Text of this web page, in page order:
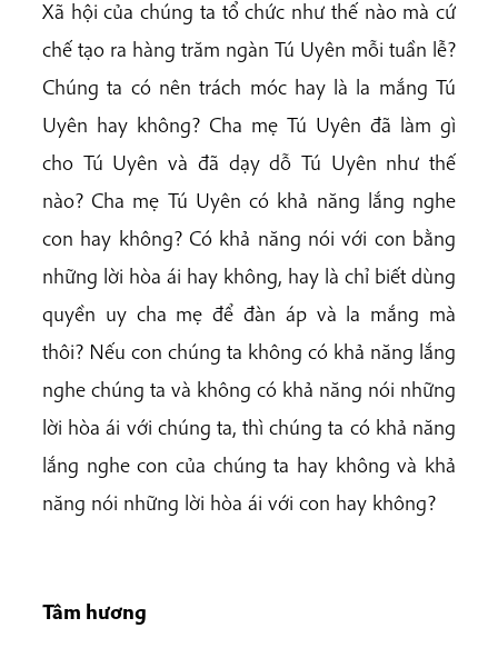
Xã hội của chúng ta tổ chức như thế nào mà cứ
chế tạo ra hàng trăm ngàn Tú Uyên mỗi tuần lễ?
Chúng ta có nên trách móc hay là la mắng Tú
Uyên hay không? Cha mẹ Tú Uyên đã làm gì
cho Tú Uyên và đã dạy dỗ Tú Uyên như thế
nào? Cha mẹ Tú Uyên có khả năng lắng nghe
con hay không? Có khả năng nói với con bằng
những lời hòa ái hay không, hay là chỉ biết dùng
quyền uy cha mẹ để đàn áp và la mắng mà
thôi? Nếu con chúng ta không có khả năng lắng
nghe chúng ta và không có khả năng nói những
lời hòa ái với chúng ta, thì chúng ta có khả năng
lắng nghe con của chúng ta hay không và khả
năng nói những lời hòa ái với con hay không?
Tâm hương